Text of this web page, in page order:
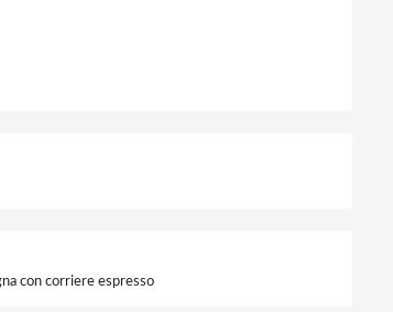
con corriere espresso